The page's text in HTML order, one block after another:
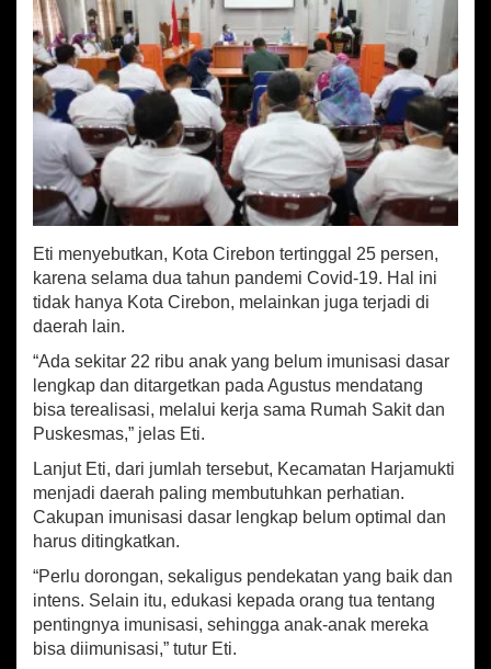
T
a
r
g
t
I
m
u
n
i
s
a
i
s
a
r
L
n
g
k
Eti menyebutkan, Kota Cirebon tertinggal 25 persen,
karena selama dua tahun pandemi Covid-19. Hal ini
tidak hanya Kota Cirebon, melainkan juga terjadi di
daerah lain.
“Ada sekitar 22 ribu anak yang belum imunisasi dasar
lengkap dan ditargetkan pada Agustus mendatang
bisa terealisasi, melalui kerja sama Rumah Sakit dan
Puskesmas,” jelas Eti.
Lanjut Eti, dari jumlah tersebut, Kecamatan Harjamukti
menjadi daerah paling membutuhkan perhatian.
Cakupan imunisasi dasar lengkap belum optimal dan
harus ditingkatkan.
“Perlu dorongan, sekaligus pendekatan yang baik dan
intens. Selain itu, edukasi kepada orang tua tentang
pentingnya imunisasi, sehingga anak-anak mereka
bisa diimunisasi,” tutur Eti.